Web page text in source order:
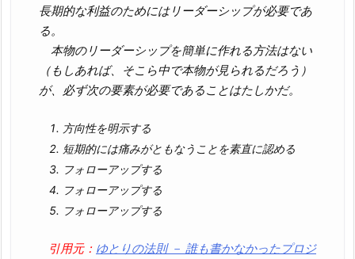
長期的な利益のためにはリーダーシップが必要であ
る。
本物のリーダーシップを簡単に作れる方法はない
（もしあれば、そこら中で本物が見られるだろう）
が、必ず次の要素が必要であることはたしかだ。
方向性を明示する
短期的には痛みがともなうことを素直に認める
フォローアップする
フォローアップする
フォローアップする
引用元： ゆとりの法則 － 誰も書かなかったプロジ